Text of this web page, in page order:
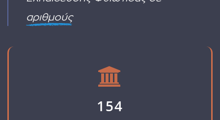
αριθμούς
154